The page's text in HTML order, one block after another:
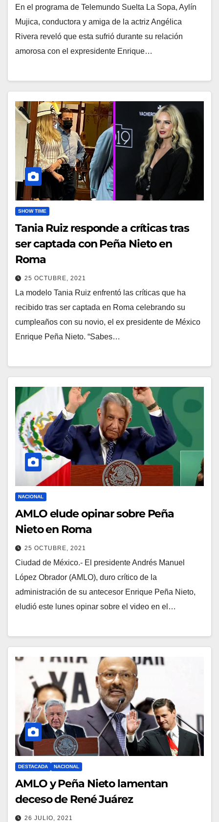
En el programa de Telemundo Suelta La Sopa, Aylín
Mujica, conductora y amiga de la actriz Angélica
Rivera reveló que esta sufrió durante su relación
amorosa con el expresidente Enrique…
SHOW TIME
Tania Ruiz responde a críticas tras
ser captada con Peña Nieto en
Roma
25 OCTUBRE, 2021
La modelo Tania Ruiz enfrentó las críticas que ha
recibido tras ser captada en Roma celebrando su
cumpleaños con su novio, el ex presidente de México
Enrique Peña Nieto. “Sabes…
NACIONAL
AMLO elude opinar sobre Peña
Nieto en Roma
25 OCTUBRE, 2021
Ciudad de México.- El presidente Andrés Manuel
López Obrador (AMLO), duro crítico de la
administración de su antecesor Enrique Peña Nieto,
eludió este lunes opinar sobre el video en el…
DESTACADA NACIONAL
AMLO y Peña Nieto lamentan
deceso de René Juárez
26 JULIO, 2021